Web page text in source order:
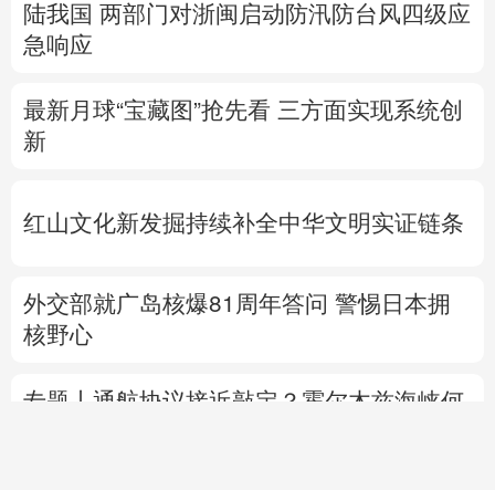
陆我国 两部门对浙闽启动防汛防台风四级应
急响应
最新月球“宝藏图”抢先看 三方面实现系统创
新
红山文化新发掘持续补全中华文明实证链条
外交部就广岛核爆81周年答问 警惕日本拥
核野心
专题丨 通航协议接近敲定？霍尔木兹海峡何